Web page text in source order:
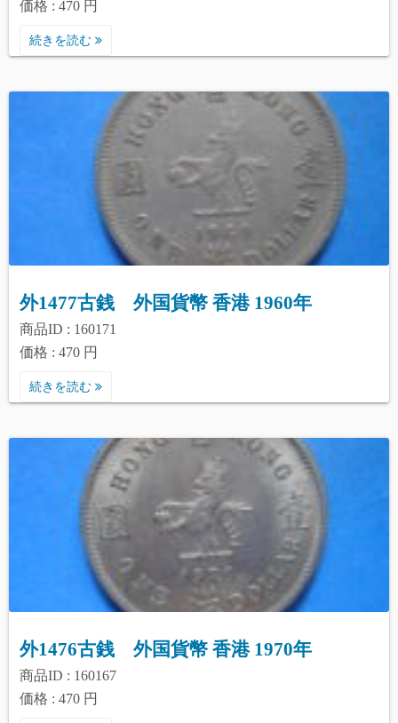
価格 : 470 円
続きを読む
外1477古銭 外国貨幣 香港 1960年
商品ID : 160171
価格 : 470 円
続きを読む
外1476古銭 外国貨幣 香港 1970年
商品ID : 160167
価格 : 470 円